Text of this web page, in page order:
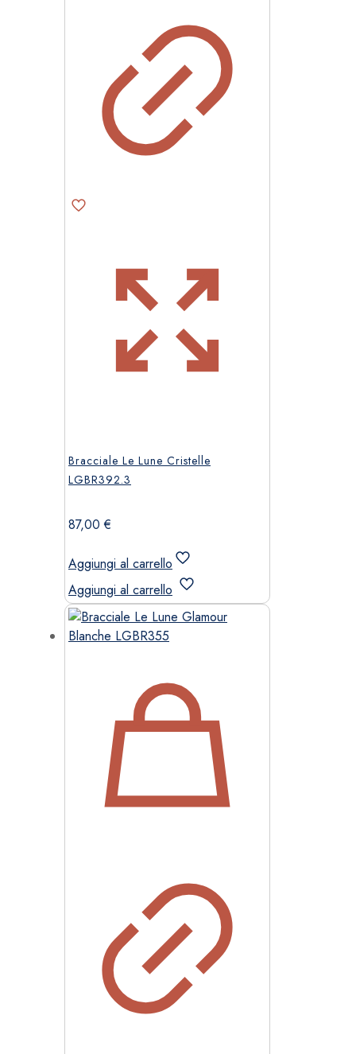
Bracciale Le Lune Cristelle
LGBR392.3
87,00€
Aggiungi al carrello
Aggiungi al carrello